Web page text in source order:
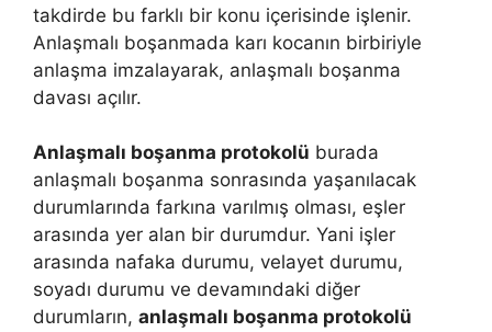
takdirde bu farklı bir konu içerisinde işlenir.
Anlaşmalı boşanmada karı kocanın birbiriyle
anlaşma imzalayarak, anlaşmalı boşanma
davası açılır.
Anlaşmalı boşanma protokolü burada
anlaşmalı boşanma sonrasında yaşanılacak
durumlarında farkına varılmış olması, eşler
arasında yer alan bir durumdur. Yani işler
arasında nafaka durumu, velayet durumu,
soyadı durumu ve devamındaki diğer
durumların, anlaşmalı boşanma protokolü